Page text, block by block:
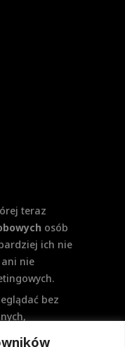
teraz
osób
ich nie
nie
bez